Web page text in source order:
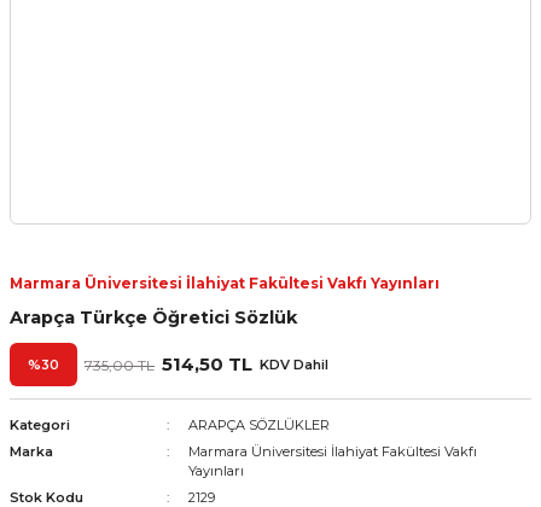
Marmara Üniversitesi İlahiyat Fakültesi Vakfı Yayınları
Arapça Türkçe Öğretici Sözlük
%30 735,00 TL 514,50 TL KDV Dahil
Kategori
ARAPÇA SÖZLÜKLER
Marka
Marmara Üniversitesi İlahiyat Fakültesi Vakfı
Yayınları
Stok Kodu
2129